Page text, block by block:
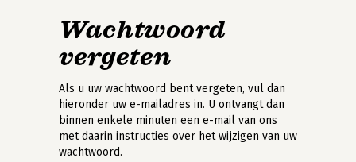
Wachtwoord
vergeten
Als u uw wachtwoord bent vergeten, vul dan
hieronder uw e-mailadres in. U ontvangt dan
binnen enkele minuten een e-mail van ons
met daarin instructies over het wijzigen van uw
wachtwoord.